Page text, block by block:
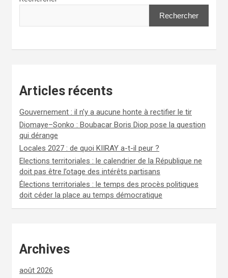
Rechercher
Articles récents
Gouvernement : il n’y a aucune honte à rectifier le tir
Diomaye–Sonko : Boubacar Boris Diop pose la question
qui dérange
Locales 2027 : de quoi KIIRAY a-t-il peur ?
Elections territoriales : le calendrier de la République ne
doit pas être l’otage des intérêts partisans
Élections territoriales : le temps des procès politiques
doit céder la place au temps démocratique
Archives
août 2026